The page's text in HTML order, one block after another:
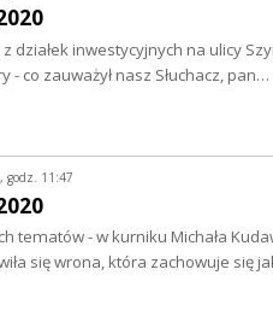
z działek inwestycyjnych na ulicy
- co zauważył nasz Słuchacz, pan…
godz. 11:47
tematów - w kurniku Michała
się wrona, która zachowuje się